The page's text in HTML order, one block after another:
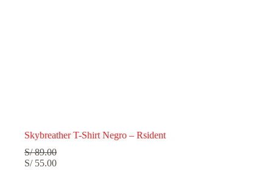
Skybreather T-Shirt Negro – Rsident
S/89.00
S/55.00